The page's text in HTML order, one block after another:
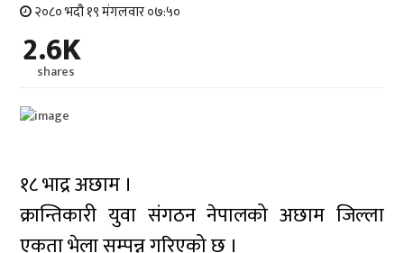
२०८० भदौ १९ मंगलवार ०७:५०
2.6K
shares
१८ भाद्र अछाम ।
क्रान्तिकारी युवा संगठन नेपालको अछाम जिल्ला
एकता भेला सम्पन्न गरिएको छ ।